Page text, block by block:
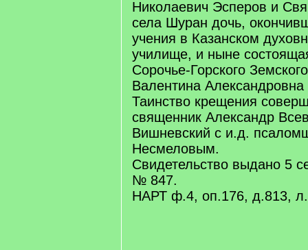
Николаевич Эсперов и
села Шуран дочь,
учения в Казанском
училище, и ныне
Сорочье-Горского
Валентина
Таинство крещения
священник Александр
Вишневский с и.д.
Несмеловым.
Свидетельство выдано 5
№ 847.
НАРТ ф.4, оп.176, д.813,